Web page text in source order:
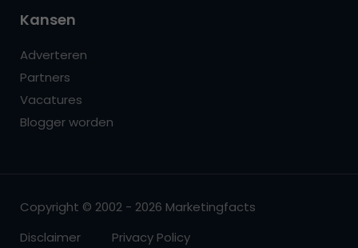
Kansen
Adverteren
Partners
Vacatures
Blogger worden
Copyright © 2002 - 2026 Marketingfacts
Disclaimer
Privacy Policy